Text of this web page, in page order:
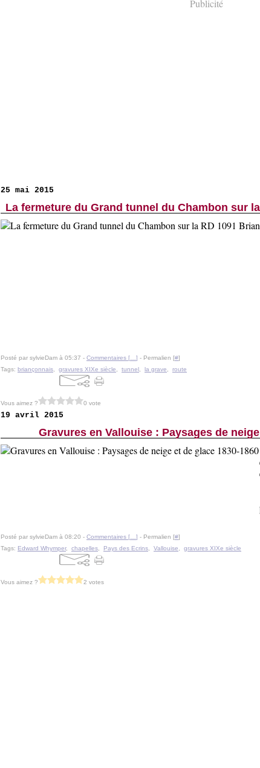
Publicité
25 mai 2015
La fermeture du Grand tunnel du Chambon sur
Posté par sylvieDam à 05:37 - Commentaires [ ] - Permalien [#]
Tags: briançonnais gravures XIXe siècle tunnel la grave route
Vous aimez ? 0 vote
19 avril 2015
Gravures en Vallouise : Paysages de
Posté par sylvieDam à 08:20 - Commentaires [ ] - Permalien [#]
Tags: Edward Whymper, chapelles Pays des Ecrins Vallouise gravures XIXe siècle
Vous aimez ? 2 votes